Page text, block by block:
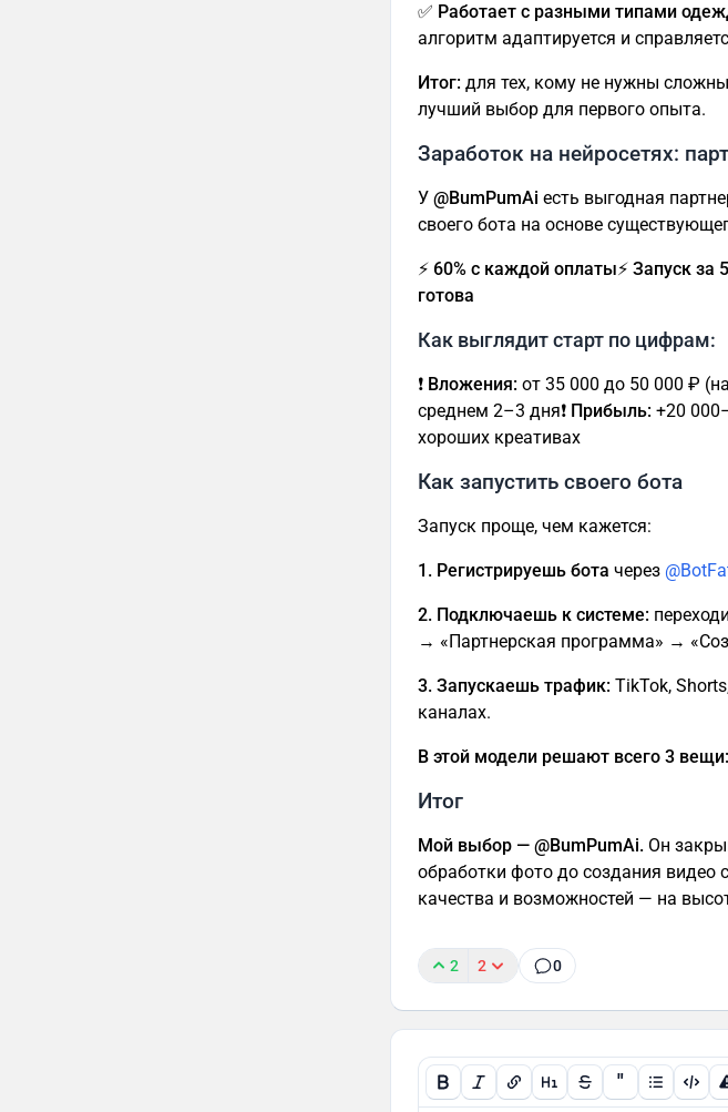
✅ Работает с разными типами
алгоритм адаптируется и
Итог: для тех, кому не нужны
лучший выбор для первого опыта.
Заработок на нейросетях:
У @BumPumAi есть выгодная
своего бота на основе
⚡️ 60% с каждой оплаты⚡️ Запуск за
готова
Как выглядит старт по цифрам:
❗️ Вложения: от 35 000 до 50 000 ₽
среднем 2–3 дня❗️ Прибыль: +20
хороших креативах
Как запустить своего бота
Запуск проще, чем кажется:
1. Регистрируешь бота через
2. Подключаешь к системе:
→ «Партнерская программа» →
3. Запускаешь трафик: TikTok,
каналах.
В этой модели решают всего 3 вещи:
Итог
Мой выбор — @BumPumAi. Он
обработки фото до создания
качества и возможностей — на
2 2 0
"